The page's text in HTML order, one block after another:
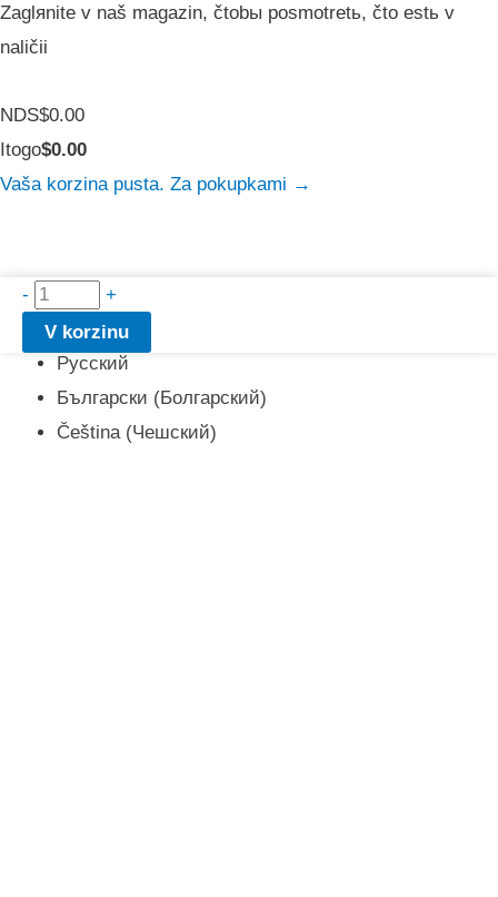
Zaglяnite v naš magazin, čtobы posmotretь, čto estь v
naličii
Summa
naloga:
NDS$0.00
Summa
korzinы:
Itogo$0.00
Vaša korzina pusta. Za pokupkami →
- Količestvo
tovara
Deecleance
+
V korzinu
српски
English(
Русский
Български (Болгарский)
Čeština (Чешский)